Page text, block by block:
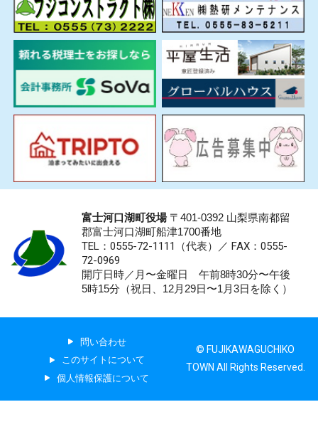
富士河口湖町役場〒401-0392 山梨県南都留
郡富士河口湖町船津1700番地
TEL：0555-72-1111 （代表）／ FAX：0555-
72-0969
開庁日時／月〜金曜日 午前8時30分〜午後
5時15分（祝日、12月29日〜1月3日を除く）
問い合わせ
このサイトについて
個人情報保護について
© FUJIKAWAGUCHIKO
TOWN All Rights Reserved.